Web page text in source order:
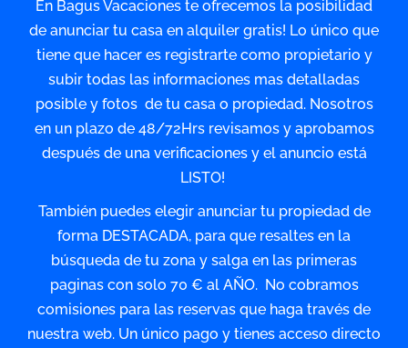
En Bagus Vacaciones te ofrecemos la posibilidad
de anunciar tu casa en alquiler gratis! Lo único que
tiene que hacer es registrarte como propietario y
subir todas las informaciones mas detalladas
posible y fotos de tu casa o propiedad. Nosotros
en un plazo de 48/72Hrs revisamos y aprobamos
después de una verificaciones y el anuncio está
LISTO!
También puedes elegir anunciar tu propiedad de
forma DESTACADA, para que resaltes en la
búsqueda de tu zona y salga en las primeras
paginas con solo 70 € al AÑO. No cobramos
comisiones para las reservas que haga través de
nuestra web. Un único pago y tienes acceso directo